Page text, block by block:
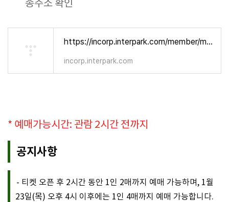
송주소 확인
https://incorp.interpark.com/member/memberjoin.do
incorp.interpark.com
* 예매가능시간: 관람 2시간 전까지
공지사항
- 티켓 오픈 후 2시간 동안 1인 2매까지 예매 가능하며, 1월
23일(목) 오후 4시 이후에는 1인 4매까지 예매 가능합니다.